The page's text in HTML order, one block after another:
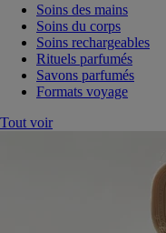
Soins des mains
Soins du corps
Soins rechargeables
Rituels parfumés
Savons parfumés
Formats voyage
Tout voir